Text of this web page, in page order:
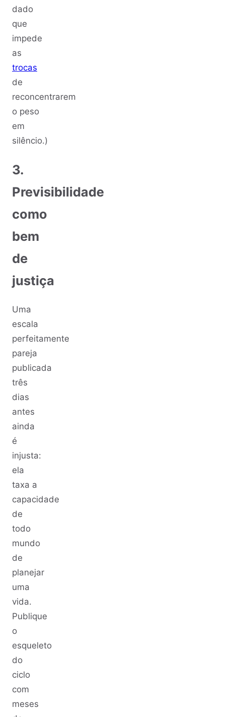
dado
que
impede
as
trocas
de
reconcentrarem
o peso
em
silêncio.)
3.
Previsibilidade
como
bem
de
justiça
Uma
escala
perfeitamente
pareja
publicada
três
dias
antes
ainda
é
injusta:
ela
taxa a
capacidade
de
todo
mundo
de
planejar
uma
vida.
Publique
o
esqueleto
do
ciclo
com
meses